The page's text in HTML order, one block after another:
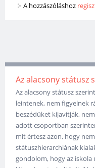
A hozzászóláshoz
Az alacsony státusz
Az alacsony státusz
leintenek, nem figyelnek
beszédüket kijavítják,
adott csoportban
mit értesz azon, hogy
státuszhierarchiának
gondolom, hogy az